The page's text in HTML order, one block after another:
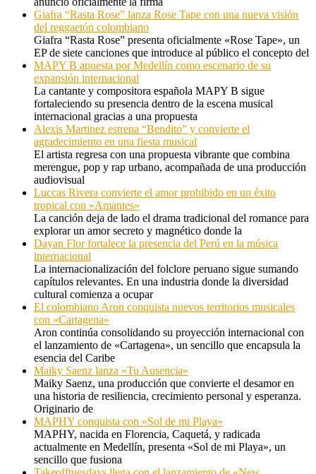
Giafra “Rasta Rose” lanza Rose Tape con una nueva visión
del reggaetón colombiano
Giafra “Rasta Rose” presenta oficialmente «Rose Tape», un
EP de siete canciones que introduce al público el concepto del
MAPY B apuesta por Medellín como escenario de su
expansión internacional
La cantante y compositora española MAPY B sigue
fortaleciendo su presencia dentro de la escena musical
internacional gracias a una propuesta
Alexis Martinez estrena “Bendito” y convierte el
agradecimiento en una fiesta musical
El artista regresa con una propuesta vibrante que combina
merengue, pop y rap urbano, acompañada de una producción
audiovisual
Luccas Rivera convierte el amor prohibido en un éxito
tropical con «Amantes»
La canción deja de lado el drama tradicional del romance para
explorar un amor secreto y magnético donde la
Dayan Flor fortalece la presencia del Perú en la música
internacional
La internacionalización del folclore peruano sigue sumando
capítulos relevantes. En una industria donde la diversidad
cultural comienza a ocupar
El colombiano Aron conquista nuevos territorios musicales
con «Cartagena»
Aron continúa consolidando su proyección internacional con
el lanzamiento de «Cartagena», un sencillo que encapsula la
esencia del Caribe
Maiky Saenz lanza «Tu Ausencia»
Maiky Saenz, una producción que convierte el desamor en
una historia de resiliencia, crecimiento personal y esperanza.
Originario de
MAPHY conquista con «Sol de mi Playa»
MAPHY, nacida en Florencia, Caquetá, y radicada
actualmente en Medellín, presenta «Sol de mi Playa», un
sencillo que fusiona